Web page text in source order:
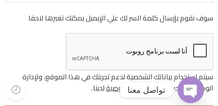
سوف نقوم بإرسال كلمة السر لك علي الإيميل يمكنك تغيرها لاحقا
سيتم استخدام بياناتك الشخصية لدعم تجربتك في هذا الموقع، ولإدارة
الوصول إلى حسابكسياسة الخصوصيةلدينا. تواصل معنا